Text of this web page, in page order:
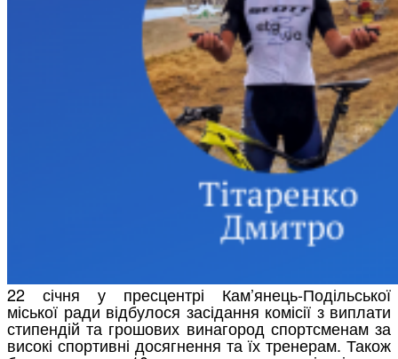
22 січня у пресцентрі Кам’янець-Подільської
міської ради відбулося засідання комісії з виплати
стипендій та грошових винагород спортсменам за
високі спортивні досягнення та їх тренерам. Також